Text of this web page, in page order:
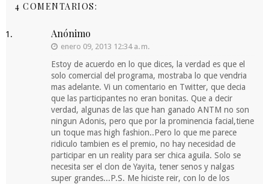
4 COMENTARIOS:
Anónimo
enero 09, 2013 12:34 a. m.
Estoy de acuerdo en lo que dices, la verdad es que el
solo comercial del programa, mostraba lo que vendria
mas adelante. Vi un comentario en Twitter, que decia
que las participantes no eran bonitas. Que a decir
verdad, algunas de las que han ganado ANTM no son
ningun Adonis, pero que por la prominencia facial,tiene
un toque mas high fashion..Pero lo que me parece
ridiculo tambien es el premio, no hay necesidad de
participar en un reality para ser chica aguila. Solo se
necesita ser el clon de Yayita, tener senos y nalgas
super grandes...P.S. Me hiciste reir, con lo de los